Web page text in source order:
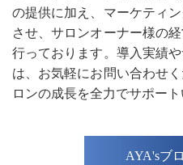
の提供に加え、マーケティ
させ、サロンオーナー様の
行っております。導入実績
は、お気軽にお問い合わせ
ロンの成長を全力でサポート
AYA'sブ